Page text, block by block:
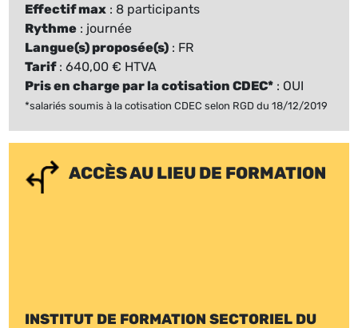
Effectif max : 8 participants
Rythme : journée
Langue(s) proposée(s) : FR
Tarif: 640,00 € HTVA
Pris en charge par la cotisation CDEC* : OUI
*salariés soumis à la cotisation CDEC selon RGD du 18/12/2019
ACCÈS AU LIEU DE FORMATION
INSTITUT DE FORMATION SECTORIEL DU